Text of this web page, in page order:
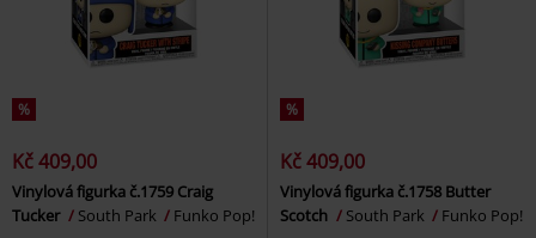
%
Kč 409,00
Vinylová figurka č.1759 Craig
Tucker
South Park Funko Pop!
%
Kč 409,00
Vinylová figurka č.1758 Butter
Scotch
South Park Funko Pop!